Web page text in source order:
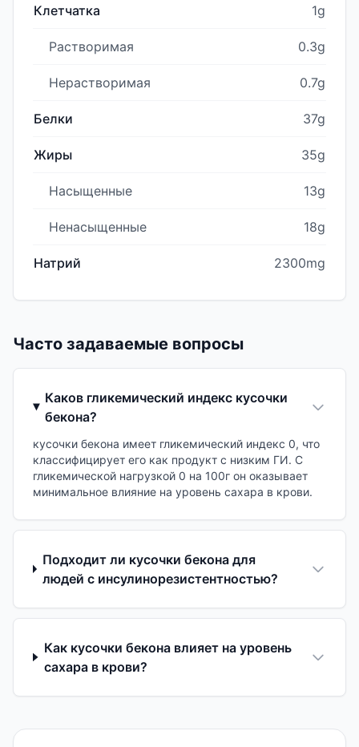
Клетчатка 1g
Растворимая 0.3g
Нерастворимая 0.7g
Белки 37g
Жиры 35g
Насыщенные 13g
Ненасыщенные 18g
Натрий 2300mg
Часто задаваемые вопросы
Каков гликемический индекс кусочки
бекона?
кусочки бекона имеет гликемический индекс 0, что
классифицирует его как продукт с низким ГИ. С
гликемической нагрузкой 0 на 100г он оказывает
минимальное влияние на уровень сахара в крови.
Подходит ли кусочки бекона для
людей с инсулинорезистентностью?
Как кусочки бекона влияет на уровень
сахара в крови?